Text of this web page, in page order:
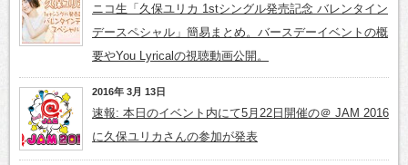
ニコ生「久保ユリカ 1stシングル発売記念 バレンタイン
デースペシャル」簡易まとめ。バースデーイベントの概
要やYou Lyricalの視聴動画公開。
2016年 3月 13日
速報: 本日のイベント内にて5月22日開催の＠ JAM 2016
に久保ユリカさんの参加が発表